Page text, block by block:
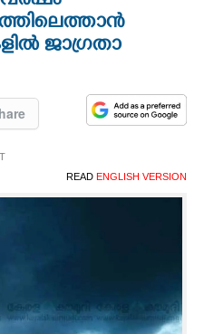
ജാഗ്രതാ
READ ENGLISH VERSION